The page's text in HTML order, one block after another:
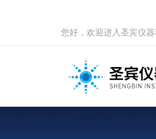
您好，欢迎进入圣宾仪